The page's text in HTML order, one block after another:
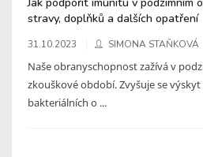
stravy, doplňků a dalších opatření
31.10.2023 SIMONA STAŇKOVÁ
Naše obranyschopnost zažívá v
zkouškové období. Zvyšuje se
bakteriálních o ...